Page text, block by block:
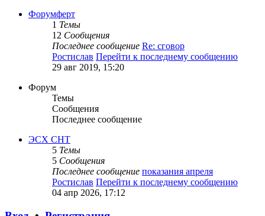
Форумферт
1 Темы
12 Сообщения
Последнее сообщение Re: сговор
Ростислав Перейти к последнему сообщению
29 авг 2019, 15:20
Форум
Темы
Сообщения
Последнее сообщение
ЭСХ СНТ
5 Темы
5 Сообщения
Последнее сообщение показания апреля
Ростислав Перейти к последнему сообщению
04 апр 2026, 17:12